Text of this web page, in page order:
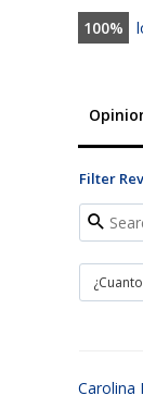
100
Filter
Carolina